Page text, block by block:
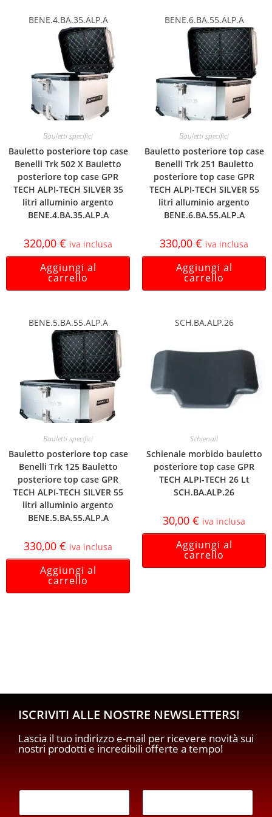
BENE.4.BA.35.ALP.A
Bauletti specifici
Bauletto posteriore top case
Benelli Trk 502 X Bauletto
posteriore top case GPR
TECH ALPI-TECH SILVER 35
litri alluminio argento
BENE.4.BA.35.ALP.A
320,00 € iva inclusa
Aggiungi al
carrello
BENE.6.BA.55.ALP.A
Bauletti specifici
Bauletto posteriore top case
Benelli Trk 251 Bauletto
posteriore top case GPR
TECH ALPI-TECH SILVER 55
litri alluminio argento
BENE.6.BA.55.ALP.A
330,00 € iva inclusa
Aggiungi al
carrello
BENE.5.BA.55.ALP.A
Bauletti specifici
Bauletto posteriore top case
Benelli Trk 125 Bauletto
posteriore top case GPR
TECH ALPI-TECH SILVER 55
litri alluminio argento
BENE.5.BA.55.ALP.A
330,00 € iva inclusa
Aggiungi al
carrello
SCH.BA.ALP.26
Schienali
Schienale morbido bauletto
posteriore top case GPR
TECH ALPI-TECH 26 Lt
SCH.BA.ALP.26
30,00 € iva inclusa
Aggiungi al
carrello
ISCRIVITI ALLE NOSTRE NEWSLETTERS!
Lascia il tuo indirizzo e-mail per ricevere novità sui
nostri prodotti e incredibili offerte a tempo!
E